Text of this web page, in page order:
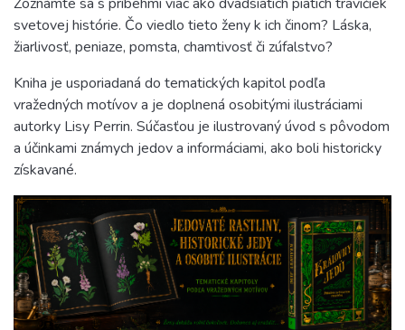
svetovej histórie. Čo viedlo tieto ženy k ich činom? Láska,
žiarlivosť, peniaze, pomsta, chamtivosť či zúfalstvo?
Kniha je usporiadaná do tematických kapitol podľa
vražedných motívov a je doplnená osobitými ilustráciami
autorky Lisy Perrin. Súčasťou je ilustrovaný úvod s pôvodom
a účinkami známych jedov a informáciami, ako boli historicky
získavané.